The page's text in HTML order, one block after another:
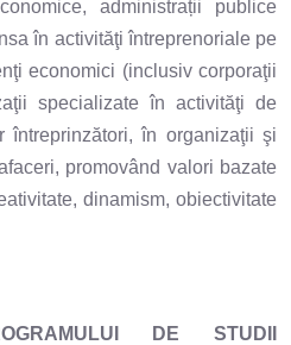
administrații publice
în activităţi întreprenoriale pe
economici (inclusiv corporaţii
specializate în activităţi de
întreprinzători, în organizaţii şi
promovând valori bazate
dinamism, obiectivitate
DE STUDII